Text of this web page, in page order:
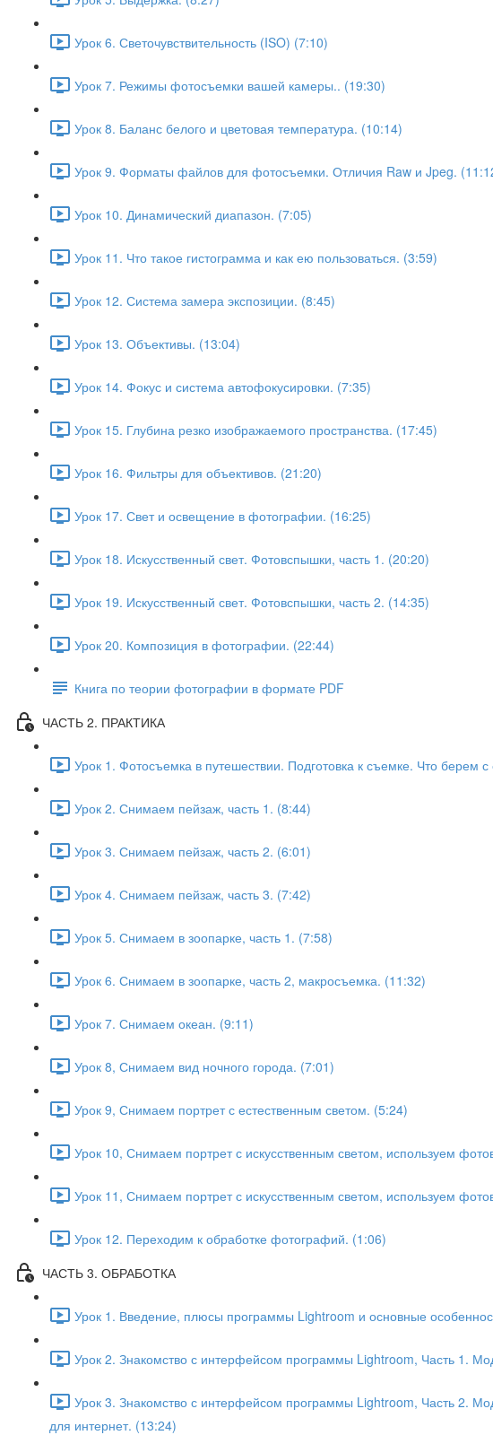
Урок 6. Светочувствительность (ISO) (7:10)
Урок 7. Режимы фотосъемки вашей камеры.. (19:30)
Урок 8. Баланс белого и цветовая температура. (10:14)
Урок 9. Форматы файлов для фотосъемки. Отличия Raw и Jpeg.
Урок 10. Динамический диапазон. (7:05)
Урок 11. Что такое гистограмма и как ею пользоваться. (3:59)
Урок 12. Система замера экспозиции. (8:45)
Урок 13. Объективы. (13:04)
Урок 14. Фокус и система автофокусировки. (7:35)
Урок 15. Глубина резко изображаемого пространства. (17:45)
Урок 16. Фильтры для объективов. (21:20)
Урок 17. Свет и освещение в фотографии. (16:25)
Урок 18. Искусственный свет. Фотовспышки, часть 1. (20:20)
Урок 19. Искусственный свет. Фотовспышки, часть 2. (14:35)
Урок 20. Композиция в фотографии. (22:44)
Книга по теории фотографии в формате PDF
ЧАСТЬ 2. ПРАКТИКА
Урок 1. Фотосъемка в путешествии. Подготовка к съемке. Что берем
Урок 2. Снимаем пейзаж, часть 1. (8:44)
Урок 3. Снимаем пейзаж, часть 2. (6:01)
Урок 4. Снимаем пейзаж, часть 3. (7:42)
Урок 5. Снимаем в зоопарке, часть 1. (7:58)
Урок 6. Снимаем в зоопарке, часть 2, макросъемка. (11:32)
Урок 7. Снимаем океан. (9:11)
Урок 8, Снимаем вид ночного города. (7:01)
Урок 9, Снимаем портрет с естественным светом. (5:24)
Урок 10, Снимаем портрет с искусственным светом, используем
Урок 11, Снимаем портрет с искусственным светом, используем
Урок 12. Переходим к обработке фотографий. (1:06)
ЧАСТЬ 3. ОБРАБОТКА
Урок 1. Введение, плюсы программы Lightroom и основные
Урок 2. Знакомство с интерфейсом программы Lightroom, Часть 1.
Урок 3. Знакомство с интерфейсом программы Lightroom, Часть 2.
для интернет. (13:24)